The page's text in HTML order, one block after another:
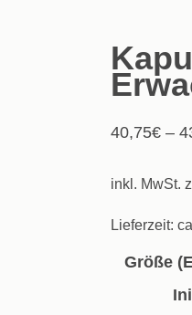
40,75€–
inkl. MwSt.
Lieferzeit:
Größe